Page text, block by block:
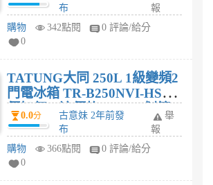
布
報
購物
342點閱
0 評論/給分
0
TATUNG大同 250L 1級變頻2
門電冰箱 TR-B250NVI-HS評
價如何，這價格$14,900划算
嗎?
0.0分
古意妹 2年前發
布
舉
報
購物
366點閱
0 評論/給分
0